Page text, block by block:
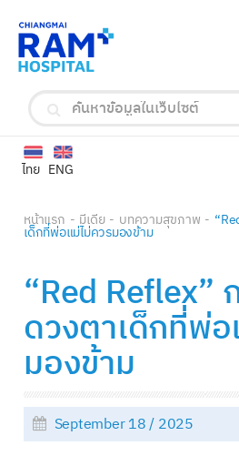
ENG
ไทย
หน้าแรก มีเดีย บทความสุขภาพ
เด็กที่พ่อแม่ไม่ควรมองข้าม
“Red Reflex”
ดวงตาเด็กที่พ่
มองข้าม
September 18 / 2025